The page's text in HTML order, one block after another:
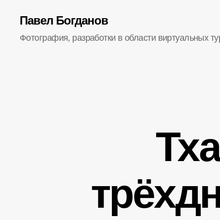
Павел Богданов
Фотография, разработки в области виртуальных